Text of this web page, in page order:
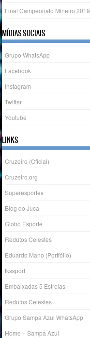
Final Campeonato Mineiro 2019
MÍDIAS SOCIAIS
Grupo WhatsApp
Facebook
Instagram
Twitter
Youtube
LINKS
Cruzeiro (Oficial)
Cruzeiro.org
Superesportes
Blog do Juca
Globo Esporte
Redutos Celestes
Eduardo Mano (Portfólio)
tkssport
Embaixadas 5 Estrelas
Redutos Celestes
Grupo Sampa Azul WhatsApp
Home – Sampa Azul